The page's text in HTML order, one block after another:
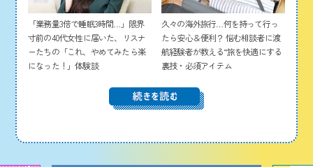
「業務量3倍で睡眠3時間…」限界
寸前の40代女性に届いた、リスナ
ーたちの「これ、やめてみたら楽
になった！」体験談
久々の海外旅行…何を持って行っ
たら安心＆便利？ 悩む相談者に渡
航経験者が教える“旅を快適にする
裏技・必須アイテム